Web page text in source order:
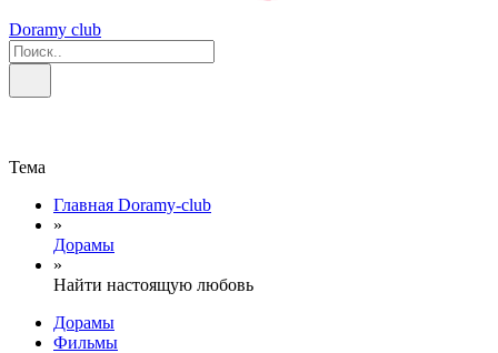
Doramy club
Тема
Главная Doramy-club
»
Дорамы
»
Найти настоящую любовь
Дорамы
Фильмы